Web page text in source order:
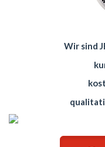
Wir sind